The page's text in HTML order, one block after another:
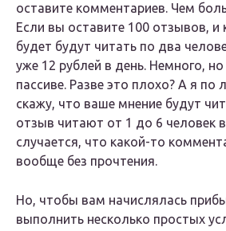
оставите комментариев. Чем
Если вы оставите 100 отзывов, и
будет будут читать по два
уже 12 рублей в день. Немного,
пассиве. Разве это плохо? А я по
скажу, что ваше мнение будут
отзыв читают от 1 до 6 человек
случается, что какой-то
вообще без прочтения.
Но, чтобы вам начислялась
выполнить несколько простых